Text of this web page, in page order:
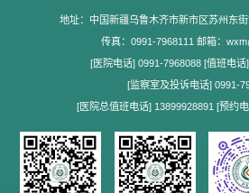
地址：中国新疆乌鲁木齐市新市区苏州东
传真：0991-7968111 邮箱：
[医院电话] 0991-7968088 [值班电话
[监察室及投诉电话] 0991-
[医院总值班电话] 13899928891 [预约